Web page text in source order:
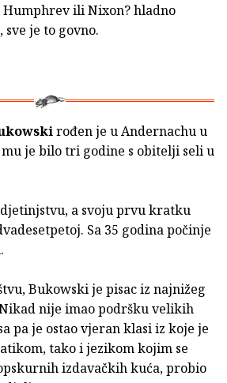
ili Nixon? hladno
sve je to govno.
rođen je u Andernachu u
je bilo tri godine s obitelji seli u
a svoju prvu kratku
Sa 35 godina počinje
Bukowski je pisac iz najnižeg
nije imao podršku velikih
pa je ostao vjeran klasi iz koje je
tako i jezikom kojim se
izdavačkih kuća, probio